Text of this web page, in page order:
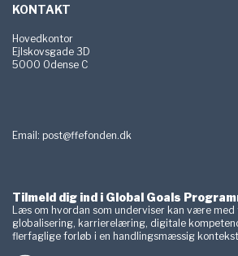
KONTAKT
Hovedkontor
Ejlskovsgade 3D
5000 Odense C
Email: post@ffefonden.dk
Tilmeld dig ind i Global Goals
Læs om hvordan som underviser kan være
globalisering, karrierelæring, digitale
flerfaglige forløb i en handlingsmæssig